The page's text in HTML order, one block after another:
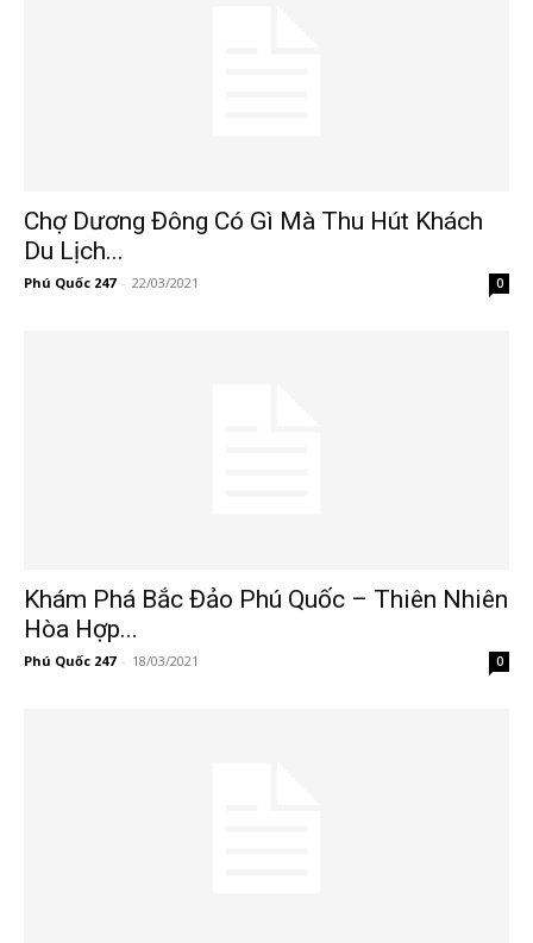
Chợ Dương Đông Có Gì Mà Thu Hút Khách
Du Lịch...
Phú Quốc 247 - 22/03/2021 0
Khám Phá Bắc Đảo Phú Quốc – Thiên Nhiên
Hòa Hợp...
Phú Quốc 247 - 18/03/2021 0